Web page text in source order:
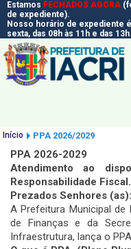
Estamos FECHADOS AGORA
de expediente).
Nosso horário de expediente
sexta, das 08h às 11h e das
Início PPA 2026/2029
PPA 2026-2029
Atendimento ao
Responsabilidade Fiscal.
Prezados Senhores (as):
A Prefeitura Municipal de
de Finanças e da
Infraestrutura, lança o